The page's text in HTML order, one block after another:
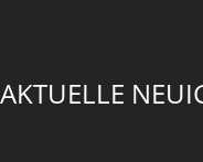
AKTUELLE